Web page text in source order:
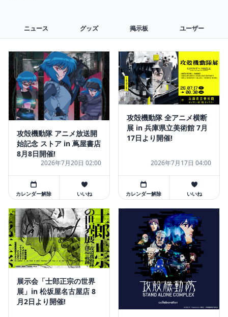
ニュース グッズ 掲示板 ユーザー
攻殻機動隊 アニメ放送開
始記念 ストア in 蔦屋書店
8月8日開催!
2026年7月20日 02:00
カレンダー解除 いいね
攻殻機動隊 全アニメ横断
展 in 兵庫県立美術館 7月
17日より開催!
2026年7月17日 04:00
カレンダー解除 いいね
展示会「士郎正宗の世界
展」in 松坂屋名古屋店 8
月2日より開催!